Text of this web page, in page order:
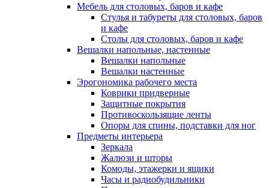
Мебель для столовых, баров и кафе
Стулья и табуреты для столовых, баров
и кафе
Столы для столовых, баров и кафе
Вешалки напольные, настенные
Вешалки напольные
Вешалки настенные
Эрогономика рабочего места
Коврики придверные
Защитные покрытия
Противоскользящие ленты
Опоры для спины, подставки для ног
Предметы интерьера
Зеркала
Жалюзи и шторы
Комоды, этажерки и ящики
Часы и радиобудильники